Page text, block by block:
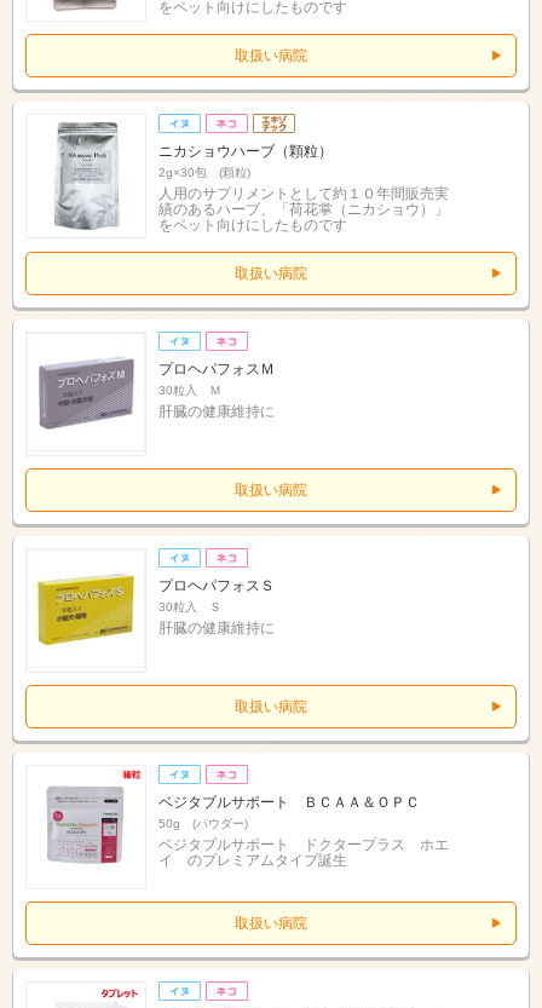
をペット向けにしたものです
取扱い病院
ニカショウハーブ（顆粒）
2g×30包 (顆粒)
人用のサプリメントとして約１０年間販売実
績のあるハーブ、「荷花掌（ニカショウ）」
をペット向けにしたものです
取扱い病院
プロヘパフォスＭ
30粒入 Ｍ
肝臓の健康維持に
取扱い病院
プロヘパフォスＳ
30粒入 Ｓ
肝臓の健康維持に
取扱い病院
ベジタブルサポート ＢＣＡＡ＆ＯＰＣ
50g (パウダー)
ベジタブルサポート ドクタープラス ホエ
イ のプレミアムタイプ誕生
取扱い病院